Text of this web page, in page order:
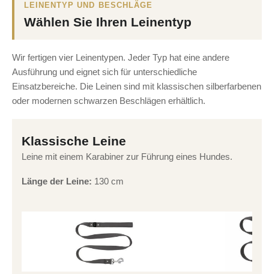
LEINENTYP UND BESCHLÄGE
Wählen Sie Ihren Leinentyp
Wir fertigen vier Leinentypen. Jeder Typ hat eine andere
Ausführung und eignet sich für unterschiedliche
Einsatzbereiche. Die Leinen sind mit klassischen silberfarbenen
oder modernen schwarzen Beschlägen erhältlich.
Klassische Leine
Leine mit einem Karabiner zur Führung eines Hundes.
Länge der Leine: 130 cm